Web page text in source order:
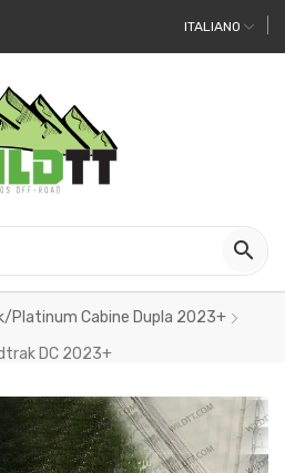
ITALIANO

Platinum Cabine Dupla 2023+
DC 2023+